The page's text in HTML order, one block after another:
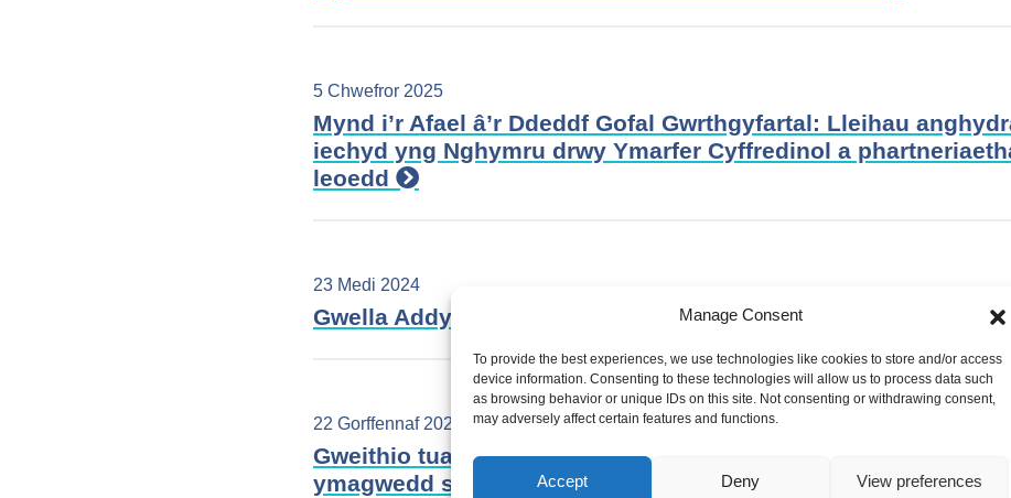
Manage Consent
To provide the best experiences, we use technologies like cookies to store and/or access
device information. Consenting to these technologies will allow us to process data such
as browsing behavior or unique IDs on this site. Not consenting or withdrawing consent,
may adversely affect certain features and functions.
Accept Deny View preferences
5 Chwefror 2025
Mynd i’r Afael â’r Ddeddf Gofal Gwrthgyfartal: Lleihau
iechyd yng Nghymru drwy Ymarfer Cyffredinol a
leoedd
23 Medi 2024
Gwella Addysg, Sgiliau a Chyflogaeth yn Coventry: Dull Dinas
22 Gorffennaf 2024
Gweithio tuag at degwch iechyd – Fframweithiau ac Offer i
ymagwedd strategol